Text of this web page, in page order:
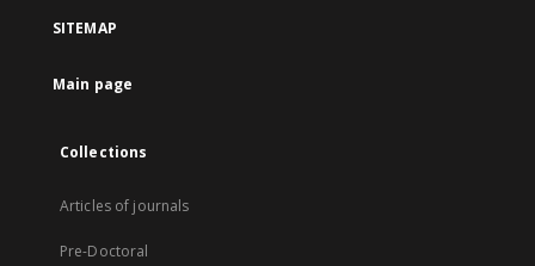
SITEMAP
Main page
Collections
Articles of journals
Pre-Doctoral